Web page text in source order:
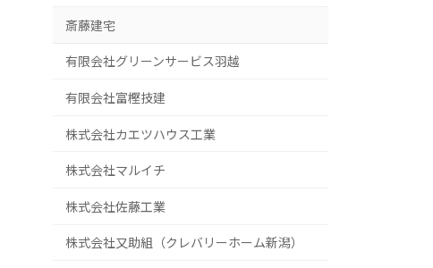
斎藤建宅
有限会社グリーンサービス羽越
有限会社富樫技建
株式会社カエツハウス工業
株式会社マルイチ
株式会社佐藤工業
株式会社又助組（クレバリーホーム新潟）